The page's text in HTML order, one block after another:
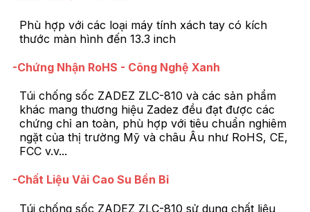
Phù hợp với các loại máy tính xách tay có kích
thước màn hình đến 13.3 inch
-Chứng Nhận RoHS - Công Nghệ Xanh
Túi chống sốc ZADEZ ZLC-810 và các sản phẩm
khác mang thương hiệu Zadez đều đạt được các
chứng chỉ an toàn, phù hợp với tiêu chuẩn nghiêm
ngặt của thị trường Mỹ và châu Âu như RoHS, CE,
FCC v.v...
-Chất Liệu Vải Cao Su Bền Bỉ
Túi chống sốc ZADEZ ZLC-810 sử dụng chất liệu